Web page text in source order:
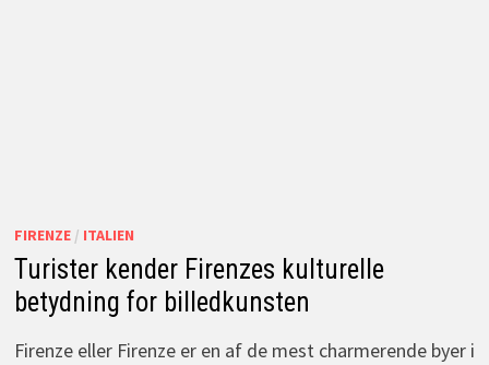
FIRENZE/ ITALIEN
Turister kender Firenzes kulturelle
betydning for billedkunsten
Firenze eller Firenze er en af de mest charmerende byer i